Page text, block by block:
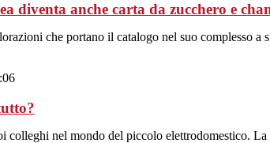
diventa anche carta da zucchero e
che portano il catalogo nel suo complesso a
colleghi nel mondo del piccolo elettrodomestico.